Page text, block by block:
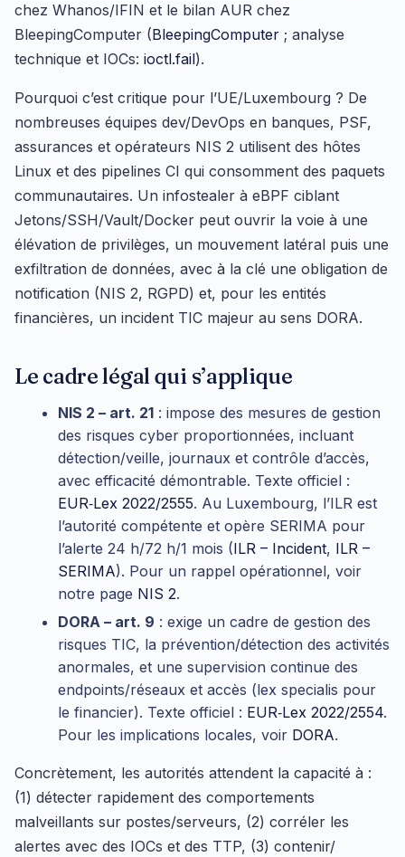
chez Whanos/IFIN et le bilan AUR chez
BleepingComputer (BleepingComputer ; analyse
technique et IOCs: ioctl.fail).
Pourquoi c’est critique pour l’UE/Luxembourg ? De
nombreuses équipes dev/DevOps en banques, PSF,
assurances et opérateurs NIS 2 utilisent des hôtes
Linux et des pipelines CI qui consomment des paquets
communautaires. Un infostealer à eBPF ciblant
Jetons/SSH/Vault/Docker peut ouvrir la voie à une
élévation de privilèges, un mouvement latéral puis une
exfiltration de données, avec à la clé une obligation de
notification (NIS 2, RGPD) et, pour les entités
financières, un incident TIC majeur au sens DORA.
Le cadre légal qui s’applique
NIS 2 – art. 21 : impose des mesures de gestion
des risques cyber proportionnées, incluant
détection/veille, journaux et contrôle d’accès,
avec efficacité démontrable. Texte officiel :
EUR‑Lex 2022/2555. Au Luxembourg, l’ILR est
l’autorité compétente et opère SERIMA pour
l’alerte 24 h/72 h/1 mois (ILR – Incident, ILR –
SERIMA). Pour un rappel opérationnel, voir
notre page NIS 2.
DORA – art. 9 : exige un cadre de gestion des
risques TIC, la prévention/détection des activités
anormales, et une supervision continue des
endpoints/réseaux et accès (lex specialis pour
le financier). Texte officiel : EUR‑Lex 2022/2554.
Pour les implications locales, voir DORA.
Concrètement, les autorités attendent la capacité à :
(1) détecter rapidement des comportements
malveillants sur postes/serveurs, (2) corréler les
alertes avec des IOCs et des TTP, (3) contenir/